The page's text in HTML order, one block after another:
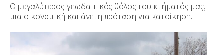
Ο μεγαλύτερος γεωδαιτικός θόλος του κτήματός μας,
μια οικονομική και άνετη πρόταση για κατοίκηση.